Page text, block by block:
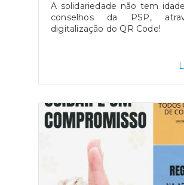
A solidariedade não tem
conselhos da PSP,
digitalização do QR Code!